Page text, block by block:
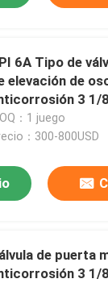
6A Tipo de
elevación de
3 1/
：1 juego
：300-800USD
de puerta
3 1/